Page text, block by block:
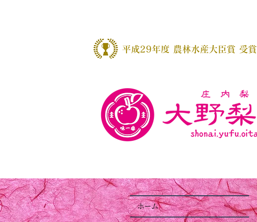
​平成29年度 農林水産大臣賞 受賞
ホーム